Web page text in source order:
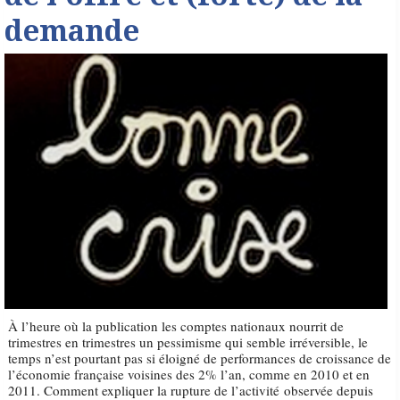
demande
À l’heure où la publication les comptes nationaux nourrit de
trimestres en trimestres un pessimisme qui semble irréversible, le
temps n’est pourtant pas si éloigné de performances de croissance de
l’économie française voisines des 2% l’an, comme en 2010 et en
2011. Comment expliquer la rupture de l’activité observée depuis